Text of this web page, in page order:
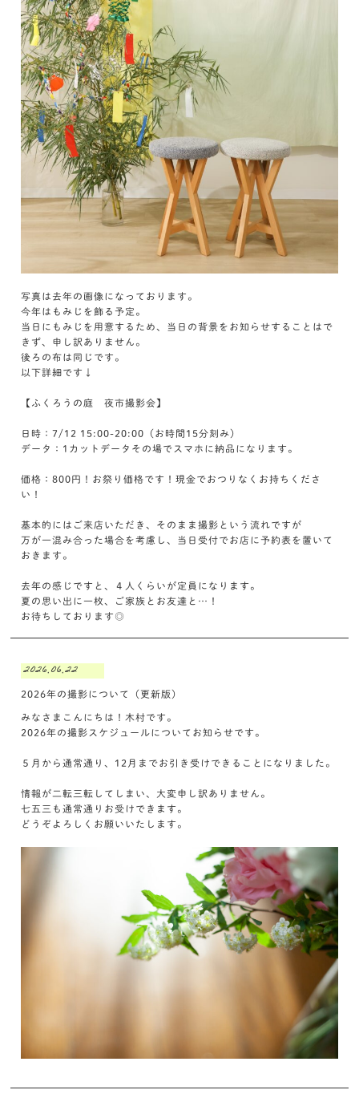
写真は去年の画像になっております。
今年はもみじを飾る予定。
当日にもみじを用意するため、当日の背景をお知らせすることはで
きず、申し訳ありません。
後ろの布は同じです。
以下詳細です↓
【ふくろうの庭 夜市撮影会】
日時：7/12 15:00-20:00（お時間15分刻み）
データ：1カットデータその場でスマホに納品になります。
価格：800円！お祭り価格です！現金でおつりなくお持ちくださ
い！
基本的にはご来店いただき、そのまま撮影という流れですが
万が一混み合った場合を考慮し、当日受付でお店に予約表を置いて
おきます。
去年の感じですと、４人くらいが定員になります。
夏の思い出に一枚、ご家族とお友達と…！
お待ちしております◎
2026.06.22
2026年の撮影について（更新版）
みなさまこんにちは！木村です。
2026年の撮影スケジュールについてお知らせです。
５月から通常通り、12月までお引き受けできることになりました。
情報が二転三転してしまい、大変申し訳ありません。
七五三も通常通りお受けできます。
どうぞよろしくお願いいたします。